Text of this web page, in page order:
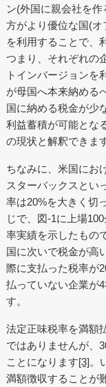
ン(外国に親会社を
方がより優位な国(
を利用することで、
つまり、それぞれの
トインバージョンを
が母国へ本来納める
国に納める税金が少
利益蓄積が可能とな
の現状と解釈できます
ちなみに、米国にお
スターバックスとい
率は20%を大きく切
じで、図-1に上場
率実績を示したもの
国に次いで税金が高
際に支払った税率が
払っていない企業が
す。
法定正味税率を満額
ではありませんが、
ことになります[3]。
満額徴収することが